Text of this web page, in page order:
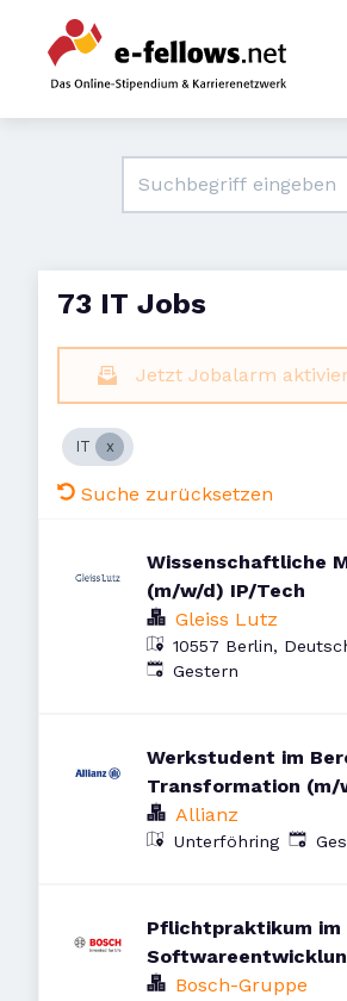
73 IT Jobs
Jetzt Jobalarm
IT
Suche zurücksetzen
Wissenschaftliche
(m/w/d) IP/Tech
Gleiss Lutz
10557 Berlin,
Veröffentlicht
Gestern
Werkstudent im
Transformation (m/
Allianz
Unterföhring
Pflichtpraktikum im
Bosch-Gruppe